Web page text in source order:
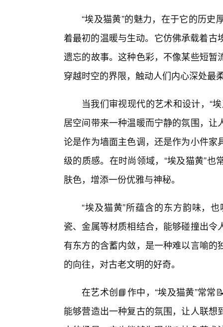
“埃及猫黄”的魅力，在于它的历
着最初的温暖与生动。它仿佛承载着
遗忘的故事。这种色彩，不像某些短
穿越时空的界限，触动人们内心深处最
当我们审视现代的艺术和设计，“
居空间带来一种温暖而宁静的氛围，
论是作为墙面主色调，还是作为小件
级的质感。在时尚领域，“埃及猫黄”
肤色，增添一份优雅与神秘。
“埃及猫黄”所蕴含的东方韵味，
瓷、金属等材质相结合，能够碰撞出
有东方的含蓄内敛，是一种难以言喻
的向往，对古老文明的好奇。
在艺术创📘作中，“埃及猫黄”常
能够营造出一种复古的氛围，让人联